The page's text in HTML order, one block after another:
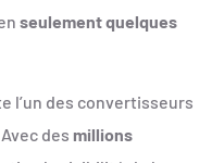
seulement quelques
l’un des convertisseurs
des millions